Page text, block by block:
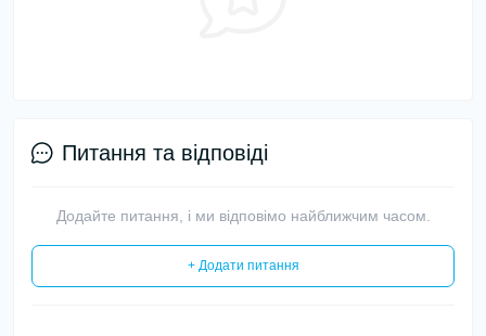
Питання та відповіді
Додайте питання, і ми відповімо найближчим часом.
+ Додати питання